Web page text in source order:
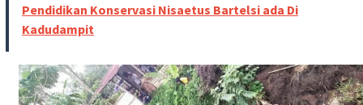
Pendidikan Konservasi Nisaetus Bartelsi ada Di
Kadudampit